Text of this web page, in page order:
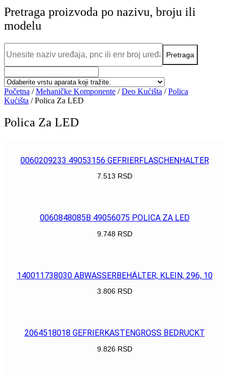
Pretraga proizvoda po nazivu, broju ili
modelu
Početna /Mehaničke Komponente /Deo Kućišta /Polica
Kućišta / Polica Za LED
Polica Za LED
0060209233 49053156 GEFRIERFLASCHENHALTER
7.513 RSD
0060848085B 49056075 POLICA ZA LED
9.748 RSD
140011738030 ABWASSERBEHÄLTER, KLEIN, 296, 10
3.806 RSD
2064518018 GEFRIERKASTENGROSS BEDRUCKT
9.826 RSD